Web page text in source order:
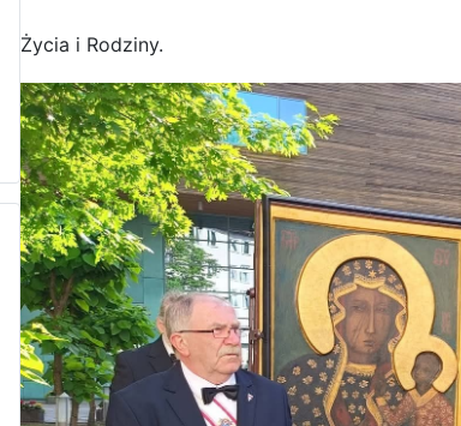
Życia i Rodziny.